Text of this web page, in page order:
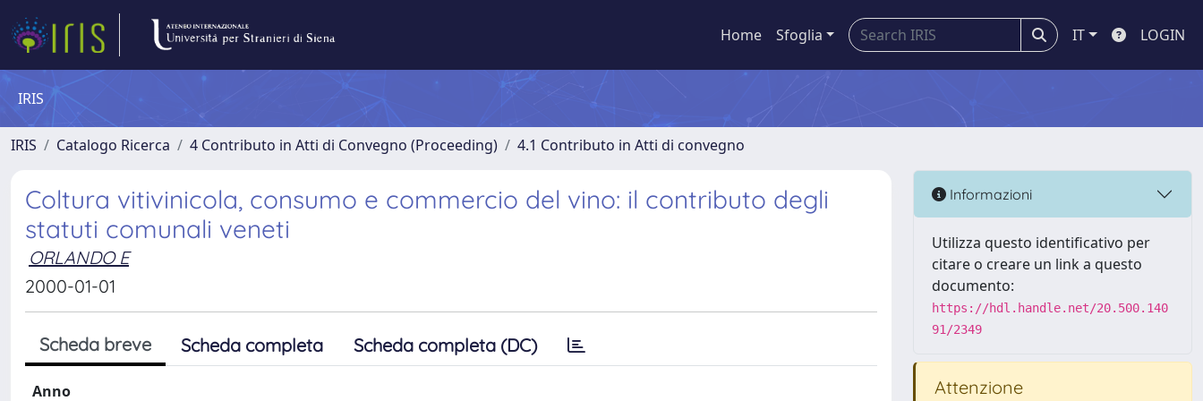
Home Sfoglia IT LOGIN
IRIS
IRIS Catalogo Ricerca 4 Contributo in Atti di Convegno (Proceeding) 4.1 Contributo in Atti di convegno
Coltura vitivinicola, consumo e commercio del vino: il contributo degli
statuti comunali veneti
ORLANDO E
2000-01-01
Scheda breve Scheda completa Scheda completa (DC)
Anno
Informazioni
Utilizza questo identificativo per
citare o creare un link a questo
documento:
https://hdl.handle.net/20.500.140
91/2349
Attenzione